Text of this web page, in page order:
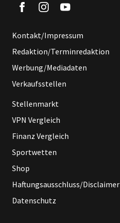
Kontakt/Impressum
Redaktion/Terminredaktion
Werbung/Mediadaten
Verkaufsstellen
Stellenmarkt
VPN Vergleich
Finanz Vergleich
Sportwetten
Shop
Haftungsausschluss/Disclaimer
Datenschutz